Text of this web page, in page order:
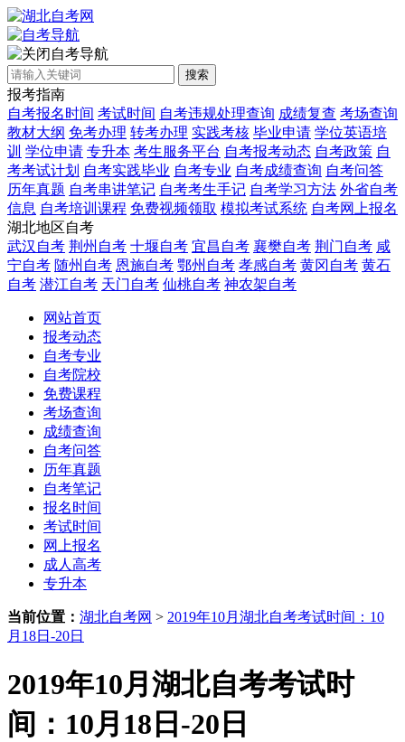
自考导航
搜索
报考指南
自考报名时间 考试时间 自考违规处理查询 成绩复查 考场查询
教材大纲 免考办理 转考办理 实践考核 毕业申请 学位英语培
训 学位申请 专升本 考生服务平台 自考报考动态 自考政策 自
考考试计划 自考实践毕业 自考专业 自考成绩查询 自考问答
历年真题 自考串讲笔记 自考考生手记 自考学习方法 外省自考
信息 自考培训课程 免费视频领取 模拟考试系统 自考网上报名
湖北地区自考
武汉自考 荆州自考 十堰自考 宜昌自考 襄樊自考 荆门自考 咸
宁自考 随州自考 恩施自考 鄂州自考 孝感自考 黄冈自考 黄石
自考 潜江自考 天门自考 仙桃自考 神农架自考
网站首页
报考动态
自考专业
自考院校
免费课程
考场查询
成绩查询
自考问答
历年真题
自考笔记
报名时间
考试时间
网上报名
成人高考
专升本
当前位置： 湖北自考网 > 2019年10月湖北自考考试时间：10
月18日-20日
2019年10月湖北自考考试时
间：10月18日-20日